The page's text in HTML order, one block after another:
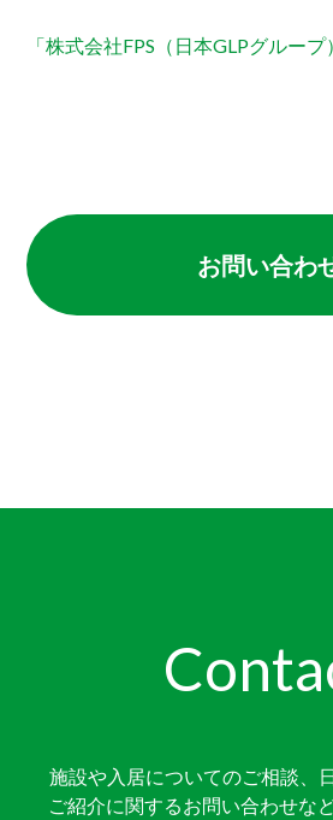
「株式会社FPS（日本GLPグルー
お問い合わ
施設や入居についてのご相談、
ご紹介に関するお問い合わせな